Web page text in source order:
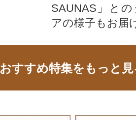
SAUNAS」と
アの様子もお届
おすすめ特集をもっと